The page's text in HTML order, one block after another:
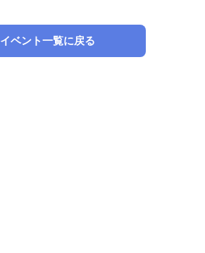
イベント一覧に戻る